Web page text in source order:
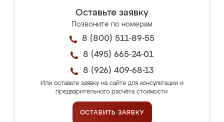
Оставьте заявку
Позвоните по номерам
8 (800) 511-89-55
8 (495) 665-24-01
8 (926) 409-68-13
Или оставьте заявку на сайте для консультации и
предварительного расчёта стоимости.
ОСТАВИТЬ ЗАЯВКУ